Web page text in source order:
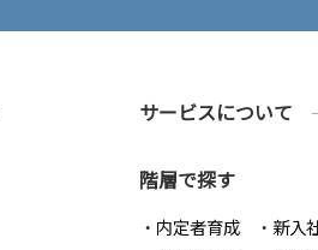
サービスについて
階層で探す
内定者育成 新入